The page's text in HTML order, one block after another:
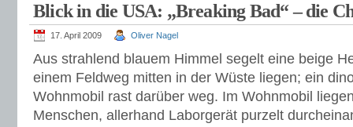
Blick in die USA: „Breaking Bad“ – die
17. April 2009 Oliver Nagel
Aus strahlend blauem Himmel segelt eine beige
einem Feldweg mitten in der Wüste liegen; ein
Wohnmobil rast darüber weg. Im Wohnmobil
Menschen, allerhand Laborgerät purzelt